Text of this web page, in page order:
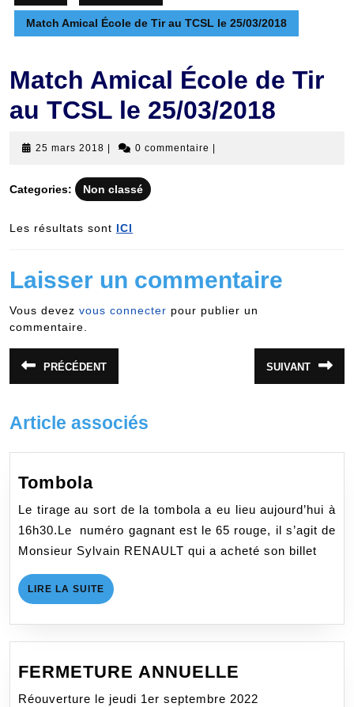
Match Amical École de Tir au TCSL le 25/03/2018
Match Amical École de Tir
au TCSL le 25/03/2018
25 mars 2018 25
0 commentaire
Categories: Non classé
Les résultats sont ICI
Laisser un commentaire
Vous devez vous connecter pour publier un
commentaire.
Navigation
de
PRÉCÉDENT
précédent
SUIVANT
suivant
Article associés
TombolaTombola
Le tirage au sort de la tombola a eu lieu aujourd’hui à
16h30.Le numéro gagnant est le 65 rouge, il s’agit de
Monsieur Sylvain RENAULT qui a acheté son billet
LIRE LA SUITE LIRE
LA
FERMETURE ANNUELLE
ANNUELLE
Réouverture le jeudi 1er septembre 2022